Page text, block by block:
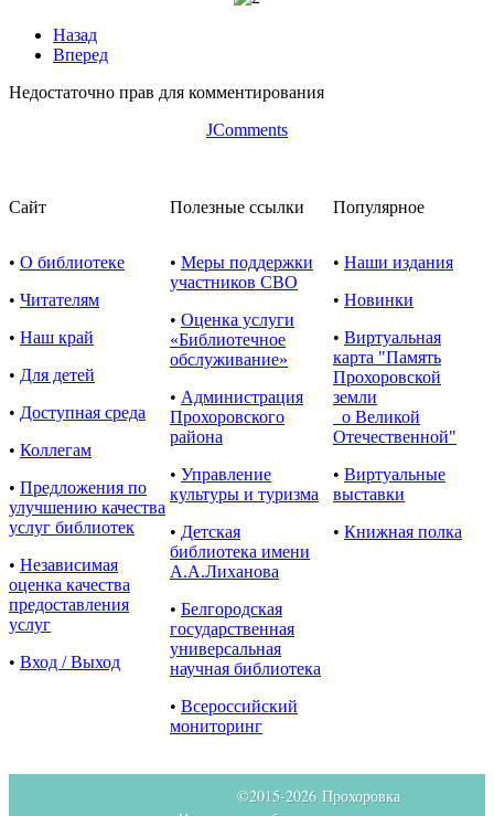
Назад
Вперед
Недостаточно прав для комментирования
JComments
Сайт Полезные ссылки Популярное
• О библиотеке
• Читателям
• Наш край
• Для детей
• Доступная среда
• Коллегам
• Предложения по
улучшению качества
услуг библиотек
• Независимая
оценка качества
предоставления
услуг
• Вход / Выход
• Меры поддержки
участников СВО
• Оценка услуги
«Библиотечное
обслуживание»
• Администрация
Прохоровского
района
• Управление
культуры и туризма
• Детская
библиотека имени
А.А.Лиханова
• Белгородская
государственная
универсальная
научная библиотека
• Всероссийский
мониторинг
• Наши издания
• Новинки
• Виртуальная
карта "Память
Прохоровской
земли
о Великой
Отечественной"
• Виртуальные
выставки
• Книжная полка
©2015-2026 Прохоровка